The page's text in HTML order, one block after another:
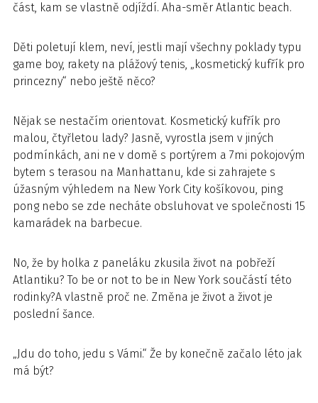
část, kam se vlastně odjíždí. Aha-směr Atlantic beach.
Děti poletují klem, neví, jestli mají všechny poklady typu
game boy, rakety na plážový tenis, „kosmetický kufřík pro
princezny“ nebo ještě něco?
Nějak se nestačím orientovat. Kosmetický kufřík pro
malou, čtyřletou lady? Jasně, vyrostla jsem v jiných
podmínkách, ani ne v domě s portýrem a 7mi pokojovým
bytem s terasou na Manhattanu, kde si zahrajete s
úžasným výhledem na New York City košíkovou, ping
pong nebo se zde necháte obsluhovat ve společnosti 15
kamarádek na barbecue.
No, že by holka z paneláku zkusila život na pobřeží
Atlantiku? To be or not to be in New York součástí této
rodinky?A vlastně proč ne. Změna je život a život je
poslední šance.
„Jdu do toho, jedu s Vámi.“ Že by konečně začalo léto jak
má být?